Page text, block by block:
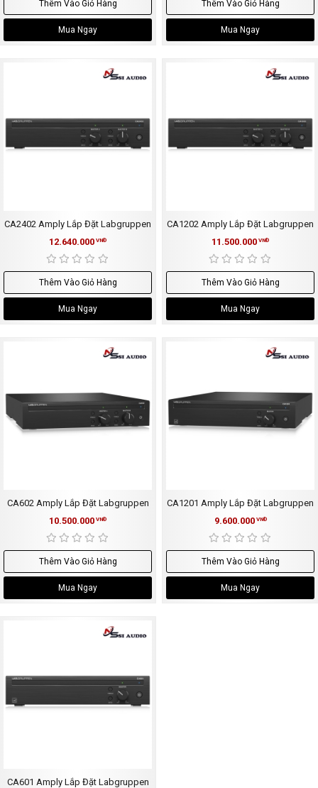
Thêm Vào Giỏ Hàng
Mua Ngay
Thêm Vào Giỏ Hàng
Mua Ngay
CA2402 Amply Lắp Đặt Labgruppen
12.640.000 VNĐ
Thêm Vào Giỏ Hàng
Mua Ngay
CA1202 Amply Lắp Đặt Labgruppen
11.500.000 VNĐ
Thêm Vào Giỏ Hàng
Mua Ngay
CA602 Amply Lắp Đặt Labgruppen
10.500.000 VNĐ
Thêm Vào Giỏ Hàng
Mua Ngay
CA1201 Amply Lắp Đặt Labgruppen
9.600.000 VNĐ
Thêm Vào Giỏ Hàng
Mua Ngay
CA601 Amply Lắp Đặt Labgruppen